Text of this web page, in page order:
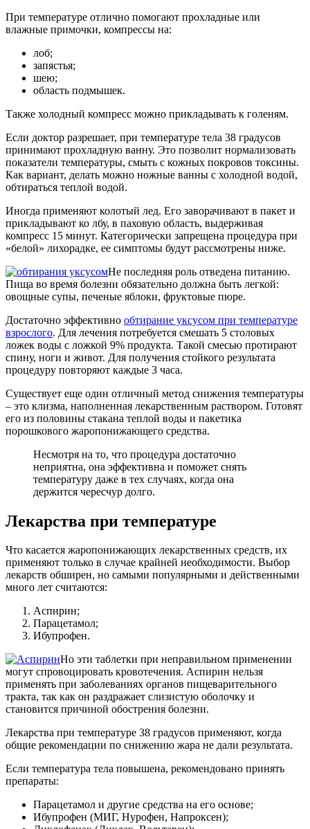
При температуре отлично помогают прохладные или
влажные примочки, компрессы на:
лоб;
запястья;
шею;
область подмышек.
Также холодный компресс можно прикладывать к голеням.
Если доктор разрешает, при температуре тела 38 градусов
принимают прохладную ванну. Это позволит нормализовать
показатели температуры, смыть с кожных покровов токсины.
Как вариант, делать можно ножные ванны с холодной водой,
обтираться теплой водой.
Иногда применяют колотый лед. Его заворачивают в пакет и
прикладывают ко лбу, в паховую область, выдерживая
компресс 15 минут. Категорически запрещена процедура при
«белой» лихорадке, ее симптомы будут рассмотрены ниже.
Не последняя роль отведена питанию.
Пища во время болезни обязательно должна быть легкой:
овощные супы, печеные яблоки, фруктовые пюре.
Достаточно эффективно обтирание уксусом при температуре
взрослого. Для лечения потребуется смешать 5 столовых
ложек воды с ложкой 9% продукта. Такой смесью протирают
спину, ноги и живот. Для получения стойкого результата
процедуру повторяют каждые 3 часа.
Существует еще один отличный метод снижения температуры
– это клизма, наполненная лекарственным раствором. Готовят
его из половины стакана теплой воды и пакетика
порошкового жаропонижающего средства.
Несмотря на то, что процедура достаточно
неприятна, она эффективна и поможет снять
температуру даже в тех случаях, когда она
держится чересчур долго.
Лекарства при температуре
Что касается жаропонижающих лекарственных средств, их
применяют только в случае крайней необходимости. Выбор
лекарств обширен, но самыми популярными и действенными
много лет считаются:
Аспирин;
Парацетамол;
Ибупрофен.
Но эти таблетки при неправильном применении
могут спровоцировать кровотечения. Аспирин нельзя
применять при заболеваниях органов пищеварительного
тракта, так как он раздражает слизистую оболочку и
становится причиной обострения болезни.
Лекарства при температуре 38 градусов применяют, когда
общие рекомендации по снижению жара не дали результата.
Если температура тела повышена, рекомендовано принять
препараты:
Парацетамол и другие средства на его основе;
Ибупрофен (МИГ, Нурофен, Напроксен);